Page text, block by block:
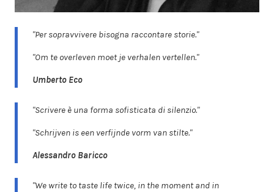
"Per sopravvivere bisogna raccontare storie."
"Om te overleven moet je verhalen vertellen."
Umberto Eco
"Scrivere è una forma sofisticata di silenzio."
"Schrijven is een verfijnde vorm van stilte."
Alessandro Baricco
"We write to taste life twice, in the moment and in